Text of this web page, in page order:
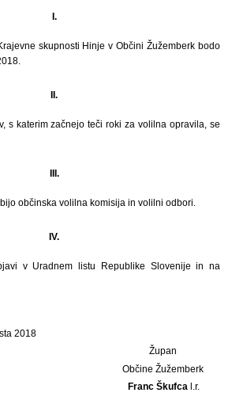
I.
skupnosti Hinje v Občini Žužemberk bodo
II.
s katerim začnejo teči roki za volilna opravila, se
III.
občinska volilna komisija in volilni odbori.
IV.
v Uradnem listu Republike Slovenije in na
2018
Župan
Občine Žužemberk
Franc Škufca l.r.